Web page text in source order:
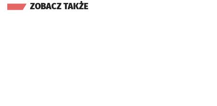
ZOBACZ TAKŻE